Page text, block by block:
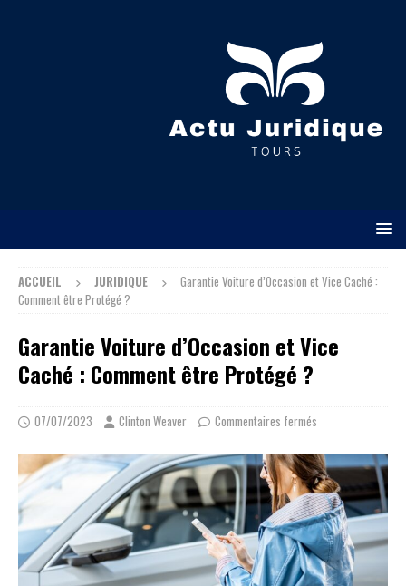
ACCUEIL JURIDIQUE
Garantie Voiture d’Occasion et Vice Caché :
Comment être Protégé ?
Garantie Voiture d’Occasion et Vice
Caché : Comment être Protégé ?
07/07/2023 Clinton Weaver Commentaires fermés